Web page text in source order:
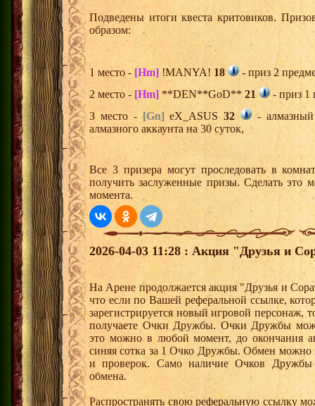
Подведены итоги квеста критовиков.
образом:
1 место - [Hm] !MANYA! 18
- приз 2
2 место - [Hm] **DEN**GoD** 21
- приз 1
3 место -[Gn] eX_ASUS32
-
алмазного аккаунта на 30 суток,
Все 3 призера могут проследовать в
получить заслуженные призы. Сделать это
момента.
2026-04-03 11:28 : Акция "Друзья и
На Арене продолжается акция "Друзья и
что если по Вашей реферальной ссылке,
зарегистрируется новый игровой
получаете Очки Дружбы. Очки Дружбы
это можно в любой момент, до окончания
синяя сотка за 1 Очко Дружбы. Обмен можно
и проверок. Само наличие Очков Дружбы
обмена.
Распространять свою реферальную ссылку